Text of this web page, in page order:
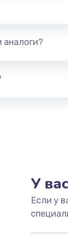
У
Если у